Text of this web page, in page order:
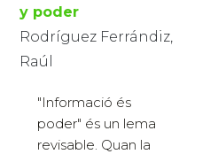
y poder
Rodríguez Ferrándiz,
Raúl
"Informació és
poder" és un lema
revisable. Quan la